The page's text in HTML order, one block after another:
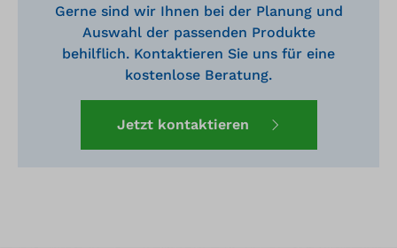
Gerne sind wir Ihnen bei der Planung und
Auswahl der passenden Produkte
behilflich. Kontaktieren Sie uns für eine
kostenlose Beratung.
Jetzt kontaktieren